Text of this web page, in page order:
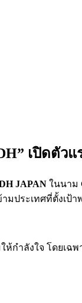
เปิดตัว
JAPAN ในนาม
ประเทศที่ตั้งเป้า
กำลังใจ โดยเฉ